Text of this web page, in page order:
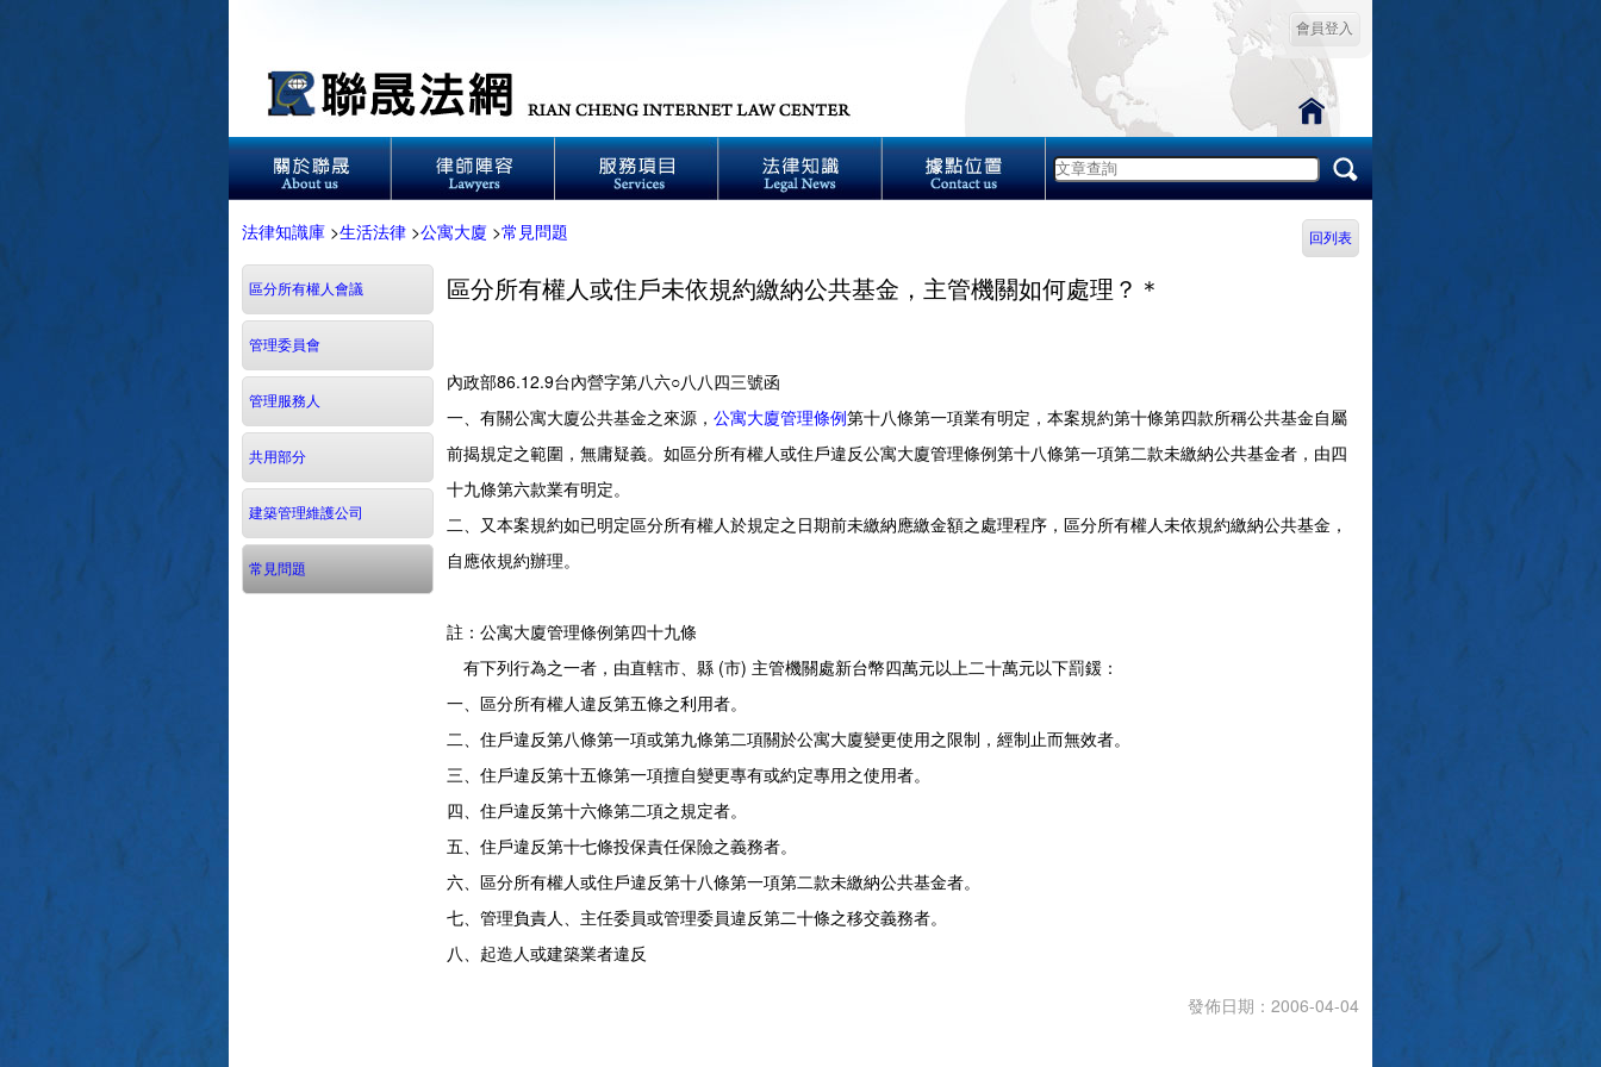
會員登入
法律知識庫 >生活法律 >公寓大廈 >常見問題 回列表
區分所有權人會議
管理委員會
管理服務人
共用部分
建築管理維護公司
常見問題
區分所有權人或住戶未依規約繳納公共基金，主管機關如何處理？＊
內政部86.12.9台內營字第八六○八八四三號函
一、有關公寓大廈公共基金之來源， 公寓大廈管理條例第十八條第一項業有明定，本案規約第十條第四款所稱公共基金自屬
前揭規定之範圍，無庸疑義。如區分所有權人或住戶違反公寓大廈管理條例第十八條第一項第二款未繳納公共基金者，由四
十九條第六款業有明定。
二、又本案規約如已明定區分所有權人於規定之日期前未繳納應繳金額之處理程序，區分所有權人未依規約繳納公共基金，
自應依規約辦理。
註：公寓大廈管理條例第四十九條
有下列行為之一者，由直轄市、縣 (市) 主管機關處新台幣四萬元以上二十萬元以下罰鍰：
一、區分所有權人違反第五條之利用者。
二、住戶違反第八條第一項或第九條第二項關於公寓大廈變更使用之限制，經制止而無效者。
三、住戶違反第十五條第一項擅自變更專有或約定專用之使用者。
四、住戶違反第十六條第二項之規定者。
五、住戶違反第十七條投保責任保險之義務者。
六、區分所有權人或住戶違反第十八條第一項第二款未繳納公共基金者。
七、管理負責人、主任委員或管理委員違反第二十條之移交義務者。
八、起造人或建築業者違反
發佈日期：2006-04-04